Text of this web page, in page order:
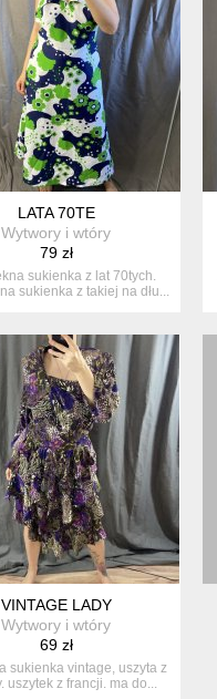
LATA 70TE
Wytwory i wtóry
79 zł
sukienka z lat 70tych.
sukienka z takiej na dłu...
VINTAGE LADY
Wytwory i wtóry
69 zł
sukienka vintage, uszyta z
uszytek z francji. ma do...